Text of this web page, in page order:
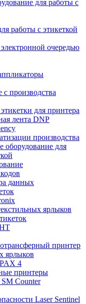
для работы с
работы с этикеткой
очередью
производства
для принтера
лента DNP
производства
оборудование для
данных
ярлыков
принтер
ярлыков
4
принтеры
Counter
Laser Sentinel